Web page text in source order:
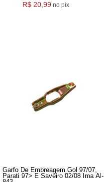
R$ 20,99 no pix
Garfo De Embreagem Gol 97/07,
Parati 97> E Saveiro 02/08 Ima Al-